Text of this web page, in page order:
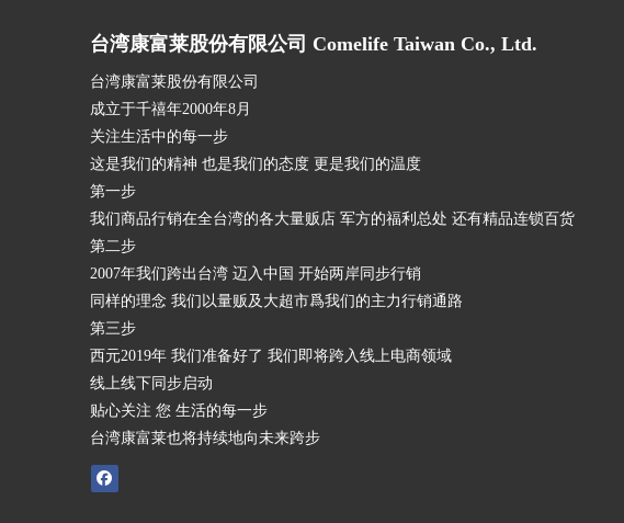
台湾康富莱股份有限公司 Comelife Taiwan Co., Ltd.
台湾康富莱股份有限公司
成立于千禧年2000年8月
关注生活中的每一步
这是我们的精神 也是我们的态度 更是我们的温度
第一步
我们商品行销在全台湾的各大量贩店 军方的福利总处 还有精品连锁百货
第二步
2007年我们跨出台湾 迈入中国 开始两岸同步行销
同样的理念 我们以量贩及大超市爲我们的主力行销通路
第三步
西元2019年 我们准备好了 我们即将跨入线上电商领域
线上线下同步启动
贴心关注 您 生活的每一步
台湾康富莱也将持续地向未来跨步